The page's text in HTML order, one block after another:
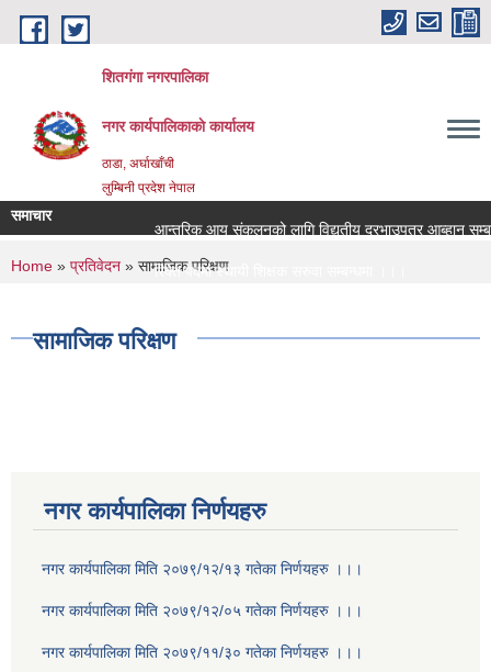
Skip to main content
शितगंगा नगरपालिका
नगर कार्यपालिकाकाे कार्यालय
ठाडा, अर्घाखाँची
लुम्बिनी प्रदेश नेपाल
समाचार
आन्तरिक आय संकलनको लागि विद्युतीय दरभाउपत्र आब्हान
रिक्त पदमा स्थायी शिक्षक सरुवा सम्बन्धमा ।।।
You are here
Home » प्रतिवेदन » सामाजिक परिक्षण
सामाजिक परिक्षण
नगर कार्यपालिका निर्णयहरु
नगर कार्यपालिका मिति २०७९/१२/१३ गतेका निर्णयहरु ।।।
नगर कार्यपालिका मिति २०७९/१२/०५ गतेका निर्णयहरु ।।।
नगर कार्यपालिका मिति २०७९/११/३० गतेका निर्णयहरु ।।।